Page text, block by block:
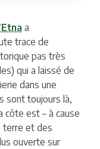
a
trace de
pas très
qui a laissé de
dans une
sont toujours là,
côte est – à cause
terre et des
ouverte sur